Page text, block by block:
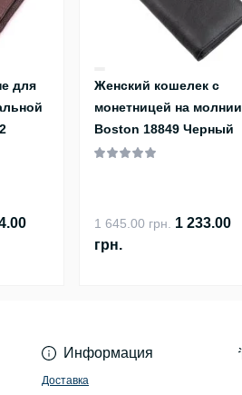
для
Женский кошелек с
монетницей на молнии
Boston 18849 Черный
1 645.00 грн.
1 233.00
грн.
Информация
Доставка